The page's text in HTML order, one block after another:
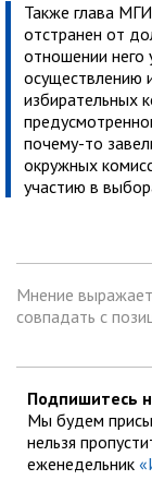
Также глава
отстранен от
отношении него
осуществлению
избирательных
почему-то
окружных
участию в
Мнение
совпадать с
Подпишитесь
Мы будем
нельзя
еженедельник